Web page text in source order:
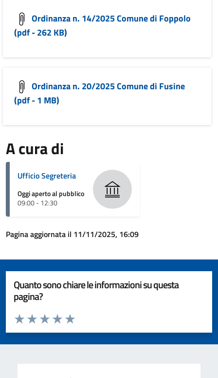
Ordinanza n. 14/2025 Comune di Foppolo
(pdf - 262 KB)
Ordinanza n. 20/2025 Comune di Fusine
(pdf - 1 MB)
A cura di
Ufficio Segreteria
Oggi aperto al pubblico
09:00 - 12:30
Pagina aggiornata il 11/11/2025, 16:09
Quanto sono chiare le informazioni su questa
pagina?
Valuta da 1 a 5 stelle la pagina
Valuta 5 stelle su 5
Valuta 4 stelle su 5
Valuta 3 stelle su 5
Valuta 2 stelle su 5
Valuta 1 stelle su 5